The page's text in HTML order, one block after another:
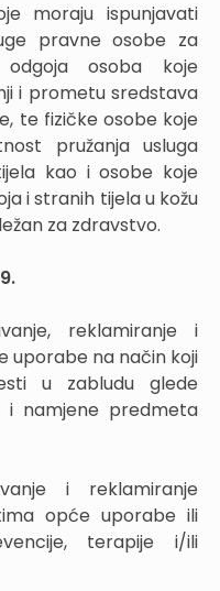
moraju ispunjavati
pravne osobe za
odgoja osoba koje
i prometu sredstava
te fizičke osobe koje
pružanja usluga
kao i osobe koje
i stranih tijela u kožu
za zdravstvo.
reklamiranje i
uporabe na način koji
u zabludu glede
i namjene predmeta
i reklamiranje
opće uporabe ili
terapije i/ili